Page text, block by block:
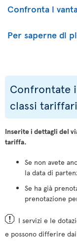
Confronta i
Per saperne di
Confrontate
classi
Inserite i dettagli del
tariffa.
Se non avete
la data di
Se ha già
prenotazione
I servizi e le
e possono differire dai